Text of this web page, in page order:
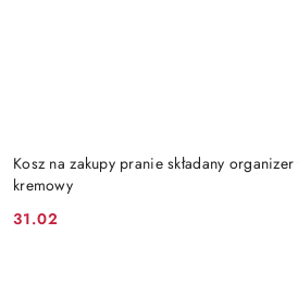
Kosz na zakupy pranie składany
kremowy
Cena:
31.02